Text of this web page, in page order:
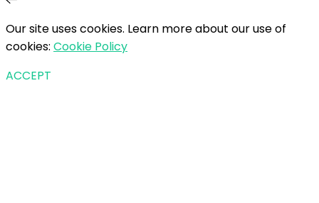
Our site uses cookies. Learn more about our use of
cookies: Cookie Policy
ACCEPT